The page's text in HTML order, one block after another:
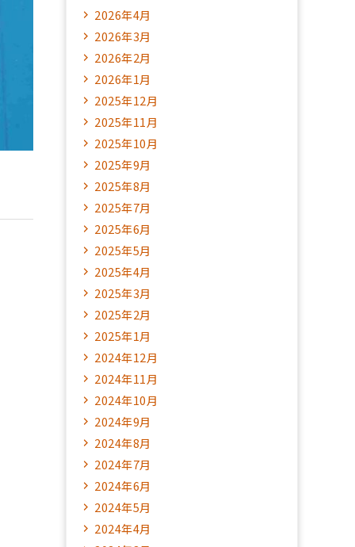
2026年4月
2026年3月
2026年2月
2026年1月
2025年12月
2025年11月
2025年10月
2025年9月
2025年8月
2025年7月
2025年6月
2025年5月
2025年4月
2025年3月
2025年2月
2025年1月
2024年12月
2024年11月
2024年10月
2024年9月
2024年8月
2024年7月
2024年6月
2024年5月
2024年4月